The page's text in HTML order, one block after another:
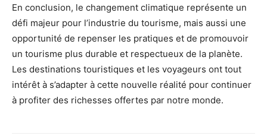
En conclusion, le changement climatique représente un
défi majeur pour l’industrie du tourisme, mais aussi une
opportunité de repenser les pratiques et de promouvoir
un tourisme plus durable et respectueux de la planète.
Les destinations touristiques et les voyageurs ont tout
intérêt à s’adapter à cette nouvelle réalité pour continuer
à profiter des richesses offertes par notre monde.